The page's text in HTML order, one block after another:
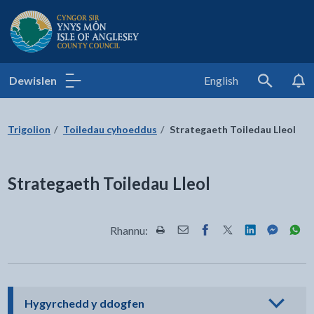
Cyngor Sir Ynys Môn
Dewislen English
Search
Trigolion Toiledau cyhoeddus Strategaeth Toiledau Lleol
Strategaeth Toiledau Lleol
Rhannu: Rhannwch y dudalen hon wrth
Rhannwch y dudalen hon
Rhannwch y dudalen
Rhannwch y
Rhannwch y
Hygyrchedd y ddogfen- cliciwch i weld opsiynau